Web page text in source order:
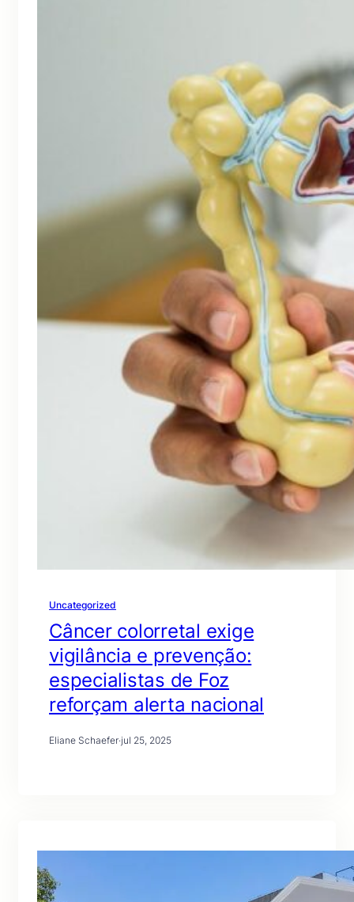
Uncategorized
Câncer colorretal exige
vigilância e prevenção:
especialistas de Foz
reforçam alerta nacional
Eliane Schaefer·jul 25, 2025